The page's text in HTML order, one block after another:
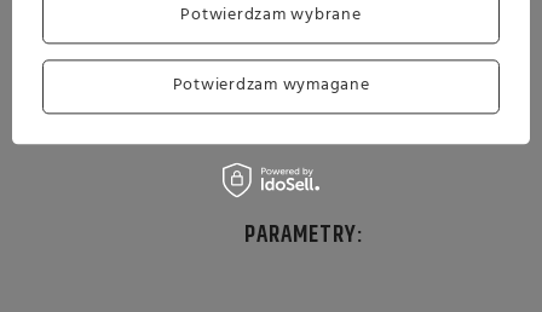
PARAMETRY:
Potwierdzam wybrane
Potwierdzam wymagane